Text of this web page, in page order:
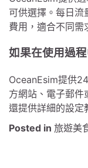
可供選擇。每日流
費用，適合不同需
如果在使用過
OceanEsim提供
方網站、電子郵件
還提供詳細的設定
Posted in 旅遊美